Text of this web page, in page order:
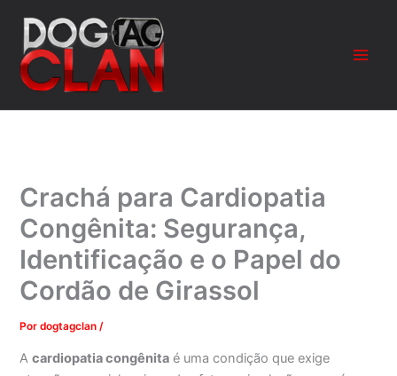
para
conteúdo
Crachá para Cardiopatia
Congênita: Segurança,
Identificação e o Papel do
Cordão de Girassol
Pordogtagclan/
Acardiopatia congênita é uma condição que exige